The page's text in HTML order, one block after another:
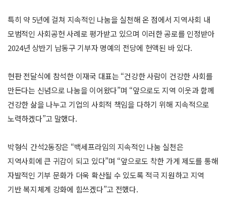
특히 약 5년에 걸쳐 지속적인 나눔을 실천해 온 점에서 지역사회 내
모범적인 사회공헌 사례로 평가받고 있으며 이러한 공로를 인정받아
2024년 상반기 남동구 기부자 명예의 전당에 헌액된 바 있다.
현판 전달식에 참석한 이재국 대표는 “건강한 사람이 건강한 사회를
만든다는 신념으로 나눔을 이어왔다”며 “앞으로도 지역 이웃과 함께
건강한 삶을 나누고 기업의 사회적 책임을 다하기 위해 지속적으로
노력하겠다”고 말했다.
박형식 간석2동장은 “백세프라임의 지속적인 나눔 실천은
지역사회에 큰 귀감이 되고 있다”며 “앞으로도 착한 가게 제도를 통해
자발적인 기부 문화가 더욱 확산될 수 있도록 적극 지원하고 지역
기반 복지체계 강화에 힘쓰겠다”고 전했다.